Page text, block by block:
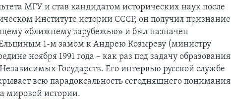
МГУ и став кандидатом исторических наук после
Институте истории СССР, он получил признание
«ближнему зарубежью» и был назначен
1-м замом к Андрею Козыреву (министру
ноября 1991 года – как раз под задачу образования
Государств. Его интервью русской службе
всю парадоксальность сегодняшнего понимания
мировой истории.